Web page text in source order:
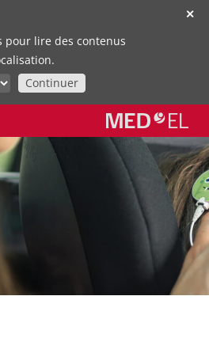
✕
pour lire des contenus
Continuer